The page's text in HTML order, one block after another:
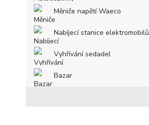
Měniče napětí Waeco
Nabíjecí stanice elektromobilů
Vyhřívání sedadel
Bazar